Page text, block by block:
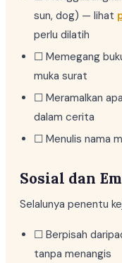
sun, dog) — lihat
perlu dilatih
☐ Memegang
muka surat
☐ Meramalkan
dalam cerita
☐ Menulis nama
Sosial dan
Selalunya penentu
☐ Berpisah
tanpa menangis